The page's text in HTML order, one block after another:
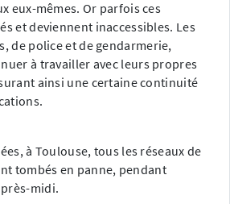
eux-mêmes. Or parfois ces
et deviennent inaccessibles. Les
de police et de gendarmerie,
à travailler avec leurs propres
ainsi une certaine continuité
à Toulouse, tous les réseaux de
tombés en panne, pendant
midi.